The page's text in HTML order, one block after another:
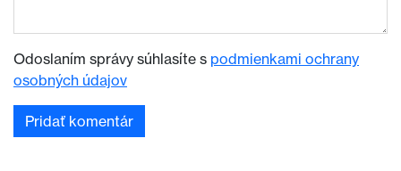
Odoslaním správy súhlasíte s podmienkami ochrany
osobných údajov